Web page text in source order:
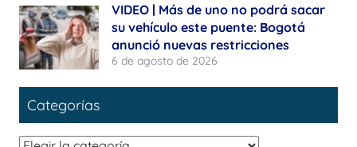
VIDEO | Más de uno no podrá sacar
su vehículo este puente: Bogotá
anunció nuevas restricciones
6 de agosto de 2026
Categorías